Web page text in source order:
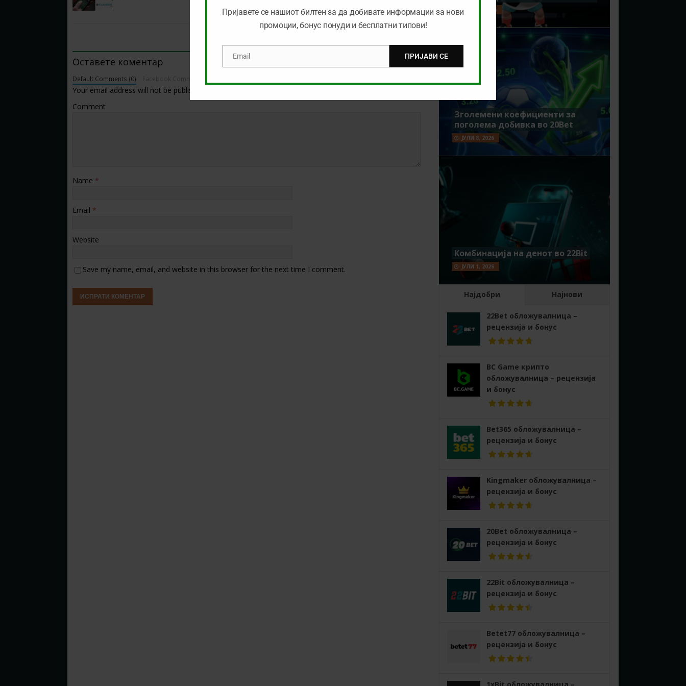
BE THE FIRST TO COMMENT
Оставете коментар
Default Comments (0)
Your email address will not be published.
Comment
Name *
Email *
Website
Save my name, email, and website in this browser for the next time I comment.
ЈУЛИ 15, 2026
Зголемени коефициенти за
поголема добивка во 20Bet
ЈУЛИ 8, 2026
Комбинација на денот во 22Bit
ЈУЛИ 1, 2026
Најдобри Најнови
22Bet обложувалница –
рецензија и бонус
BC Game крипто
обложувалница – рецензија
и бонус
Bet365 обложувалница –
рецензија и бонус
Kingmaker обложувалница –
рецензија и бонус
20Bet обложувалница –
рецензија и бонус
22Bit обложувалница –
рецензија и бонус
Betet77 обложувалница –
рецензија и бонус
Пријавете се нашиот билтен за да добивате информации за нови
промоции, бонус понуди и бесплатни типови!
EmailEmail ПРИЈАВИ СЕ